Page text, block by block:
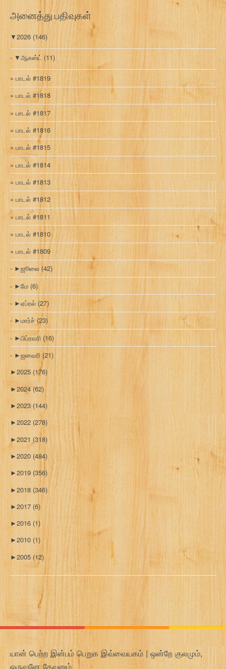
அனைத்து பதிவுகள்
▼2026 (146)
▼ஆகஸ்ட் (11)
பாடல் #1819
பாடல் #1818
பாடல் #1817
பாடல் #1816
பாடல் #1815
பாடல் #1814
பாடல் #1813
பாடல் #1812
பாடல் #1811
பாடல் #1810
பாடல் #1809
►ஜூலை (42)
►மே (6)
►ஏப்ரல் (27)
►மார்ச் (23)
►பிப்ரவரி (16)
►ஜனவரி (21)
►2025 (176)
►2024(62)
►2023 (144)
►2022 (278)
►2021 (318)
►2020 (484)
►2019 (356)
►2018 (346)
►2017 (6)
►2016 (1)
►2010 (1)
►2005 (12)
யான் பெற்ற இன்பம் பெறுக இவ்வையகம் | ஒன்றே குலமும்,
ஒருவனே தேவனும்